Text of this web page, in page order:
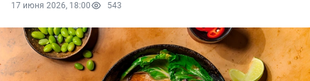
17 июня 2026, 18:00 543